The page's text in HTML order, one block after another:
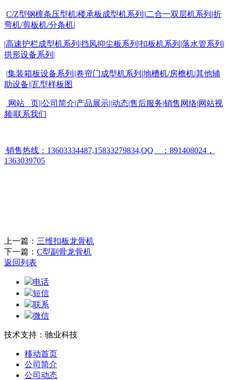
C/Z型钢檩条压型机|楼承板成型机系列 ||二合一双层机系列 |折
弯机/剪板机/分条机|
|高速护栏成型机系列 |挡风抑尘板系列 |扣板机系列 |落水管系列 |
拱形设备系列 |
|集装箱板设备系列 ||卷帘门成型机系列 |地槽机/房檐机|其他辅
助设备||瓦型样板图
网站 页||公司简介|产品展示||动态|售后服务|销售网络|网站视
频|联系我们
销售热线： 13603334487,15833279834,QQ ： 891408024 ，
1363039705
上一篇： 三维扣板龙骨机
下一篇： C型副骨龙骨机
返回列表
电话
短信
联系
微信
技术支持：驰业科技
移动首页
公司简介
公司动态